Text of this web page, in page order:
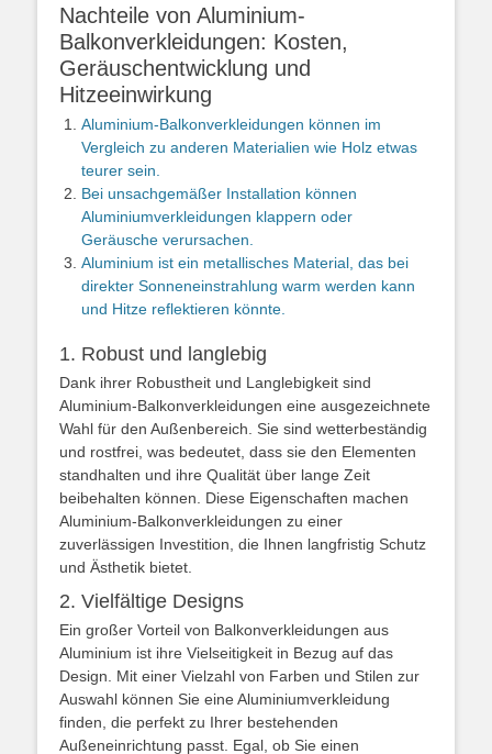
Nachteile von Aluminium-
Balkonverkleidungen: Kosten,
Geräuschentwicklung und
Hitzeeinwirkung
Aluminium-Balkonverkleidungen können im
Vergleich zu anderen Materialien wie Holz etwas
teurer sein.
Bei unsachgemäßer Installation können
Aluminiumverkleidungen klappern oder
Geräusche verursachen.
Aluminium ist ein metallisches Material, das bei
direkter Sonneneinstrahlung warm werden kann
und Hitze reflektieren könnte.
1. Robust und langlebig
Dank ihrer Robustheit und Langlebigkeit sind
Aluminium-Balkonverkleidungen eine ausgezeichnete
Wahl für den Außenbereich. Sie sind wetterbeständig
und rostfrei, was bedeutet, dass sie den Elementen
standhalten und ihre Qualität über lange Zeit
beibehalten können. Diese Eigenschaften machen
Aluminium-Balkonverkleidungen zu einer
zuverlässigen Investition, die Ihnen langfristig Schutz
und Ästhetik bietet.
2. Vielfältige Designs
Ein großer Vorteil von Balkonverkleidungen aus
Aluminium ist ihre Vielseitigkeit in Bezug auf das
Design. Mit einer Vielzahl von Farben und Stilen zur
Auswahl können Sie eine Aluminiumverkleidung
finden, die perfekt zu Ihrer bestehenden
Außeneinrichtung passt. Egal, ob Sie einen